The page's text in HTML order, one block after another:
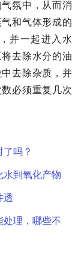
氛中，从而消
和气体形成的
并一起进入水
去除水分的油
去除杂质，并
必须重复几次
吗？
水到氧化产物
透
处理，哪些不